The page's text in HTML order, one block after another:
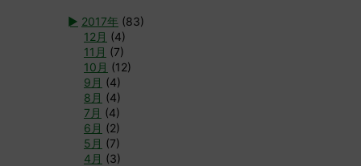
► 2017年 (83)
12月 (4)
11月 (7)
10月 (12)
9月 (4)
8月 (4)
7月 (4)
6月 (2)
5月 (7)
4月 (3)